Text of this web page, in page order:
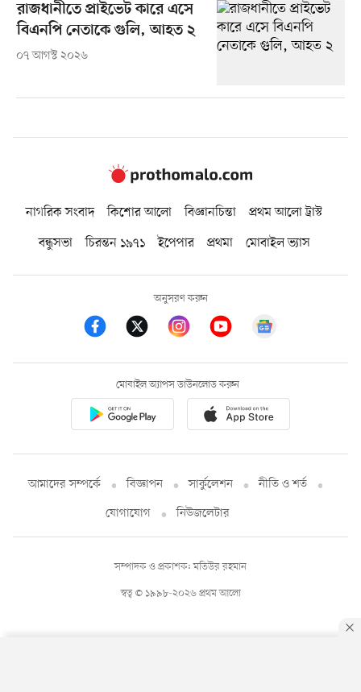
রাজধানীতে প্রাইভেট কারে এসে
বিএনপি নেতাকে গুলি, আহত ২
০৭ আগস্ট ২০২৬
নাগরিক সংবাদ কিশোর আলো বিজ্ঞানচিন্তা
প্রথম আলো ট্রাস্ট
বন্ধুসভা
চিরন্তন ১৯৭১ ইপেপার প্রথমা মোবাইল ভ্যাস
অনুসরণ করুন
মোবাইল অ্যাপস ডাউনলোড করুন
আমাদের সম্পর্কে বিজ্ঞাপন সার্কুলেশন
নীতি ও শর্ত
যোগাযোগ
নিউজলেটার
স্বত্ব © ১৯৯৮-২০২৬ প্রথম আলো
সম্পাদক ও প্রকাশক: মতিউর রহমান